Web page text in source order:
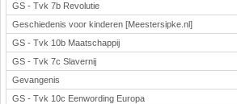
GS - Tvk 7b Revolutie
Geschiedenis voor kinderen [Meestersipke.nl]
GS - Tvk 10b Maatschappij
GS - Tvk 7c Slavernij
Gevangenis
GS - Tvk 10c Eenwording Europa